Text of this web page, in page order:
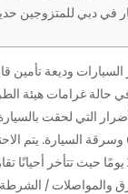
في دبي للمتزوجين
وديعة تأمين
حالة غرامات هيئة
التي لحقت
السيارة. يتم
لمدة تصل إلى 25 يومًا حيث تتأخر
والمواصلات /